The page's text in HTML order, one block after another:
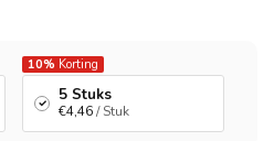
10% Korting
5 Stuks
€4,46/ Stuk